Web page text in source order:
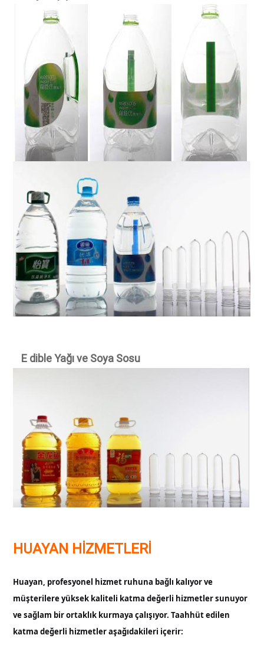
E dible Yağı ve Soya Sosu
HUAYAN HİZMETLERİ
Huayan, profesyonel hizmet ruhuna bağlı kalıyor ve
müşterilere yüksek kaliteli katma değerli hizmetler sunuyor
ve sağlam bir ortaklık kurmaya çalışıyor. Taahhüt edilen
katma değerli hizmetler aşağıdakileri içerir: